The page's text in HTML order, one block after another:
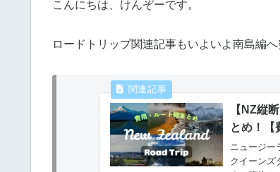
こんにちは、けんぞーです。
ロードトリップ関連記事もいよいよ南島編
【NZ縦
とめ！【
ニュージー
クイーンズ